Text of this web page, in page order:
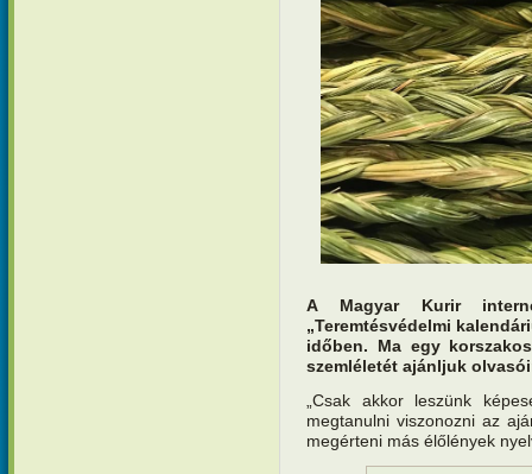
A Magyar Kurir
„Teremtésvédelmi
időben. Ma egy
szemléletét ajánljuk
„Csak akkor leszünk
megtanulni viszonozni az
megérteni más élőlények